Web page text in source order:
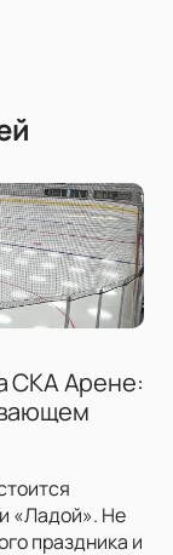
СКА Арене:
«Ладой». Не
праздника и